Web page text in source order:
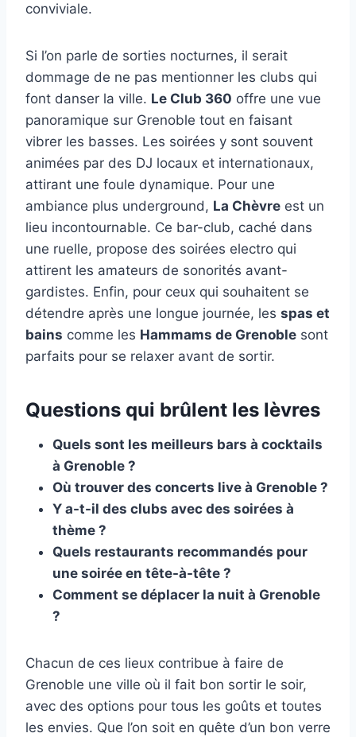
conviviale.
Si l’on parle de sorties nocturnes, il serait
dommage de ne pas mentionner les clubs qui
font danser la ville. Le Club 360 offre une vue
panoramique sur Grenoble tout en faisant
vibrer les basses. Les soirées y sont souvent
animées par des DJ locaux et internationaux,
attirant une foule dynamique. Pour une
ambiance plus underground, La Chèvre est un
lieu incontournable. Ce bar-club, caché dans
une ruelle, propose des soirées electro qui
attirent les amateurs de sonorités avant-
gardistes. Enfin, pour ceux qui souhaitent se
détendre après une longue journée, les spas et
bains comme les Hammams de Grenoble sont
parfaits pour se relaxer avant de sortir.
Questions qui brûlent les lèvres
Quels sont les meilleurs bars à cocktails
à Grenoble ?
Où trouver des concerts live à Grenoble ?
Y a-t-il des clubs avec des soirées à
thème ?
Quels restaurants recommandés pour
une soirée en tête-à-tête ?
Comment se déplacer la nuit à Grenoble
?
Chacun de ces lieux contribue à faire de
Grenoble une ville où il fait bon sortir le soir,
avec des options pour tous les goûts et toutes
les envies. Que l’on soit en quête d’un bon verre